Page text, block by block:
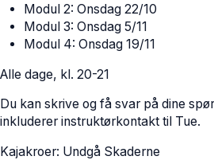
Modul 2: Onsdag 22/10
Modul 3: Onsdag 5/11
Modul 4: Onsdag 19/11
Alle dage, kl. 20-21
Du kan skrive og få svar på dine
inkluderer instruktørkontakt til Tue.
Kajakroer: Undgå Skaderne